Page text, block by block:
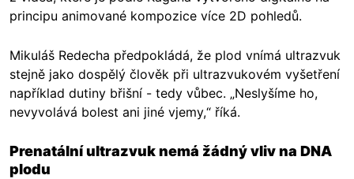
principu animované kompozice více 2D pohledů.
Mikuláš Redecha předpokládá, že plod vnímá ultrazvuk
stejně jako dospělý člověk při ultrazvukovém vyšetření
například dutiny břišní - tedy vůbec. „Neslyšíme ho,
nevyvolává bolest ani jiné vjemy,“ říká.
Prenatální ultrazvuk nemá žádný vliv na DNA
plodu